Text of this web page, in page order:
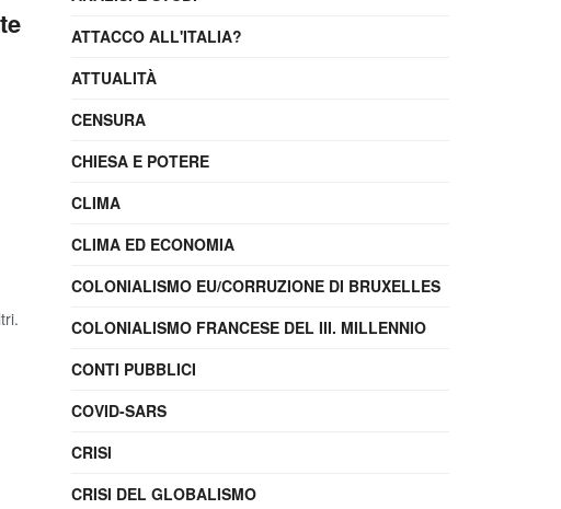
ATTACCO ALL'ITALIA?
ATTUALITÀ
CENSURA
CHIESA E POTERE
CLIMA
CLIMA ED ECONOMIA
COLONIALISMO EU/CORRUZIONE DI BRUXELLES
COLONIALISMO FRANCESE DEL III. MILLENNIO
CONTI PUBBLICI
COVID-SARS
CRISI
CRISI DEL GLOBALISMO